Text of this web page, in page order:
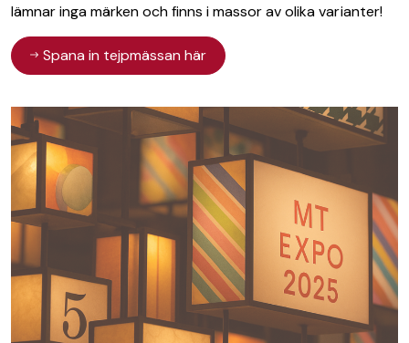
lämnar inga märken och finns i massor av olika varianter!
Spana in tejpmässan här